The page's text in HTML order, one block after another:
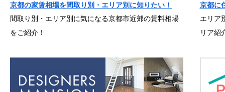
京都の家賃相場を間取り別・エリア別に知りたい！
間取り別・エリア別に気になる京都市近郊の賃料相場
をご紹介！
京都に
エリア
リア紹